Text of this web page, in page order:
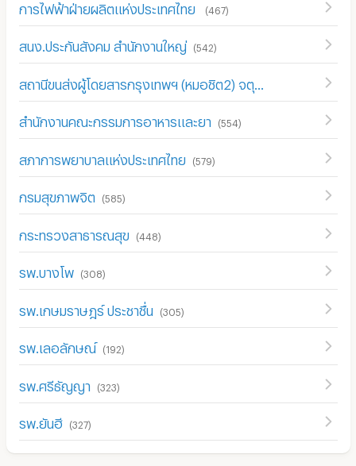
การไฟฟ้าฝ่ายผลิตแห่งประเทศไทย (467)
สนง.ประกันสังคม สำนักงานใหญ่ (542)
สำนักงานคณะกรรมการอาหารและยา (554 )
สภาการพยาบาลแห่งประเทศไทย (579)
กรมสุขภาพจิต (585)
กระทรวงสาธารณสุข (448)
รพ.บางโพ (308)
รพ.เกษมราษฎร์ ประชาชื่น (305)
รพ.เลอลักษณ์ (192)
รพ.ศรีธัญญา (323)
รพ.ยันฮี (327)